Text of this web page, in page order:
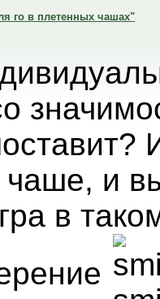
го в плетенных чашах"
чаше, и
в